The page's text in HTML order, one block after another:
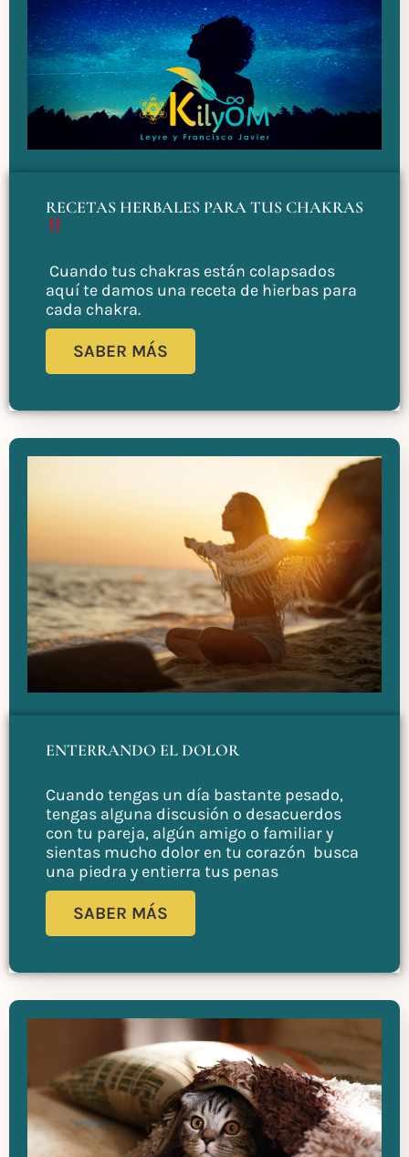
RECETAS HERBALES PARA TUS CHAKRAS
Cuando tus chakras están colapsados
aquí te damos una receta de hierbas para
cada chakra.
SABER MÁS
ENTERRANDO EL DOLOR
Cuando tengas un día bastante pesado,
tengas alguna discusión o desacuerdos
con tu pareja, algún amigo o familiar y
sientas mucho dolor en tu corazón busca
una piedra y entierra tus penas
SABER MÁS